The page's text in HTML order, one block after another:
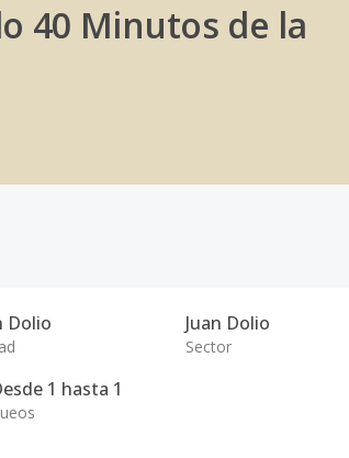
40 Minutos de la
Dolio Juan Dolio
Sector
1 hasta 1